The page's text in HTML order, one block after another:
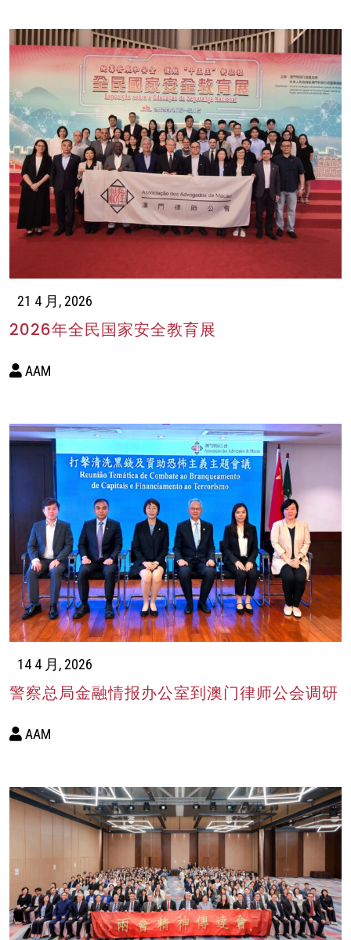
21 4 月, 2026
2026年全民国家安全教育展
AAM
14 4 月, 2026
警察总局金融情报办公室到澳门律师公会调研
AAM